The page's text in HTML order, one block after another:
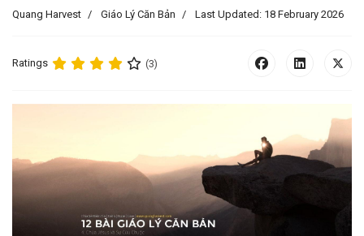
Quang Harvest Giáo Lý Căn Bản Last Updated: 18 February 2026
Ratings (3)